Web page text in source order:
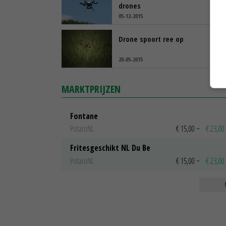
drones
05-12-2015
Drone spoort ree op
20-05-2015
MARKTPRIJZEN
Fontane
PotatoNL
€ 15,00 ~ € 23,00
Fritesgeschikt NL Du Be
PotatoNL
€ 15,00 ~ € 23,00